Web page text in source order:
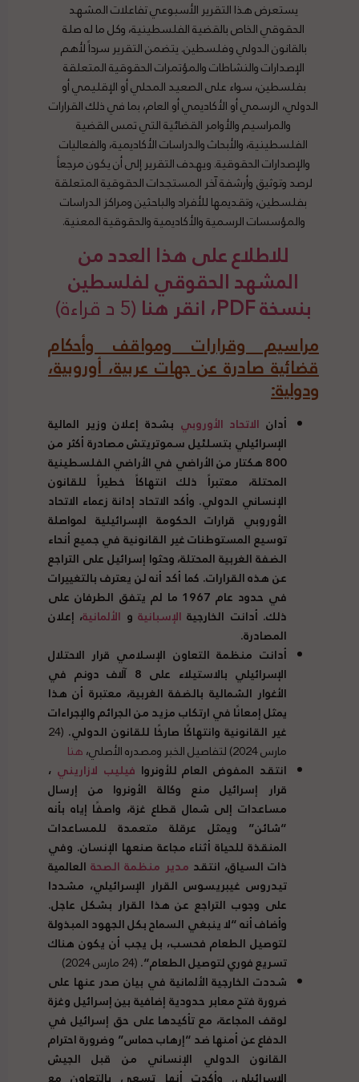
يستعرض هذا التقرير الأسبوعي تفاعلات المشهد
الحقوقي الخاص بالقضية الفلسطينية، وكل ما له صلة
بالقانون الدولي وفلسطين. يتضمن التقرير سرداً لأهم
الإصدارات والنشاطات والمؤتمرات الحقوقية المتعلقة
بفلسطين، سواء على الصعيد المحلي أو الإقليمي أو
الدولي، الرسمي أو الأكاديمي أو العام، بما في ذلك القرارات
والمراسيم والأوامر القضائية التي تمس القضية
الفلسطينية، والأبحاث والدراسات الأكاديمية، والفعاليات
والإصدارات الحقوقية. ويهدف التقرير إلى أن يكون مرجعاً
لرصد وتوثيق وأرشفة آخر المستجدات الحقوقية المتعلقة
بفلسطين، وتقديمها للأفراد والباحثين ومراكز الدراسات
والمؤسسات الرسمية والأكاديمية والحقوقية المعنية.
للاطلاع على هذا العدد من
المشهد الحقوقي لفلسطين
بنسخة PDF، انقر هنا (5 د قراءة)
مراسيم وقرارات ومواقف وأحكام
قضائية صادرة عن جهات عربية، أوروبية،
ودولية:
أدان الاتحاد الأوروبي بشدة إعلان وزير المالية
الإسرائيلي بتسلئيل سموتريتش مصادرة أكثر من
800هكتار من الأراضي في الأراضي الفلسطينية
المحتلة، معتبراً ذلك انتهاكاً خطيراً للقانون
الإنساني الدولي. وأكد الاتحاد إدانة زعماء الاتحاد
الأوروبي قرارات الحكومة الإسرائيلية لمواصلة
توسيع المستوطنات غير القانونية في جميع أنحاء
الضفة الغربية المحتلة، وحثوا إسرائيل على التراجع
عن هذه القرارات. كما أكد أنه لن يعترف بالتغييرات
في حدود عام 1967 ما لم يتفق الطرفان على
ذلك. أدانت الخارجية الإسبانيةو الألمانية، إعلان
المصادرة.
أدانت منظمة التعاون الإسلامي قرار الاحتلال
الإسرائيلي بالاستيلاء على 8 آلاف دونم في
الأغوار الشمالية بالضفة الغربية، معتبرة أن هذا
يمثل إمعانًا في ارتكاب مزيد من الجرائم والإجراءات
غير القانونية وانتهاكًا صارخًا للقانون الدولي.
(24
مارس 2024) لتفاصيل الخبر ومصدره الأصلي،
هنا
انتقد المفوض العام للأونروا فيليب لازاريني ،
قرار إسرائيل منع وكالة الأونروا من إرسال
مساعدات إلى شمال قطاع غزة، واصفًا إياه بأنه
“شائن” ويمثل عرقلة متعمدة للمساعدات
المنقذة للحياة أثناء مجاعة صنعها الإنسان. وفي
ذات السياق، انتقد مدير منظمة الصحةالعالمية
تيدروس غيبريسوس القرار الإسرائيلي، مشددا
على وجوب التراجع عن هذا القرار بشكل عاجل.
وأضاف أنه“لا ينبغي السماح بكل الجهود المبذولة
لتوصيل الطعام فحسب، بل يجب أن يكون هناك
تسريع فوري لتوصيل الطعام“.(24 مارس 2024)
شددت الخارجية الألمانية في بيان صدر عنها على
ضرورة فتح معابر حدودية إضافية بين إسرائيل وغزة
لوقف المجاعة، مع تأكيدها على حق إسرائيل في
الدفاع عن أمنها ضد“إرهاب حماس” وضرورة احترام
القانون الدولي الإنساني من قبل الجيش